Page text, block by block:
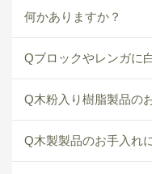
何かありますか？
Qブロックやレンガに
Q木粉入り樹脂製品の
Q木製製品のお手入れ